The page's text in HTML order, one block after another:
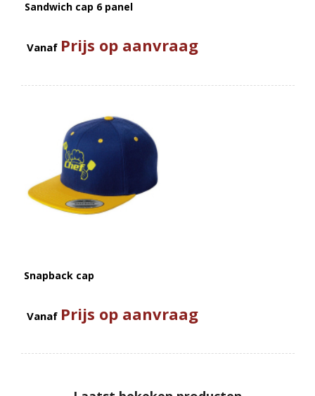
Sandwich cap 6 panel
Vanaf Prijs op aanvraag
Snapback cap
Vanaf Prijs op aanvraag